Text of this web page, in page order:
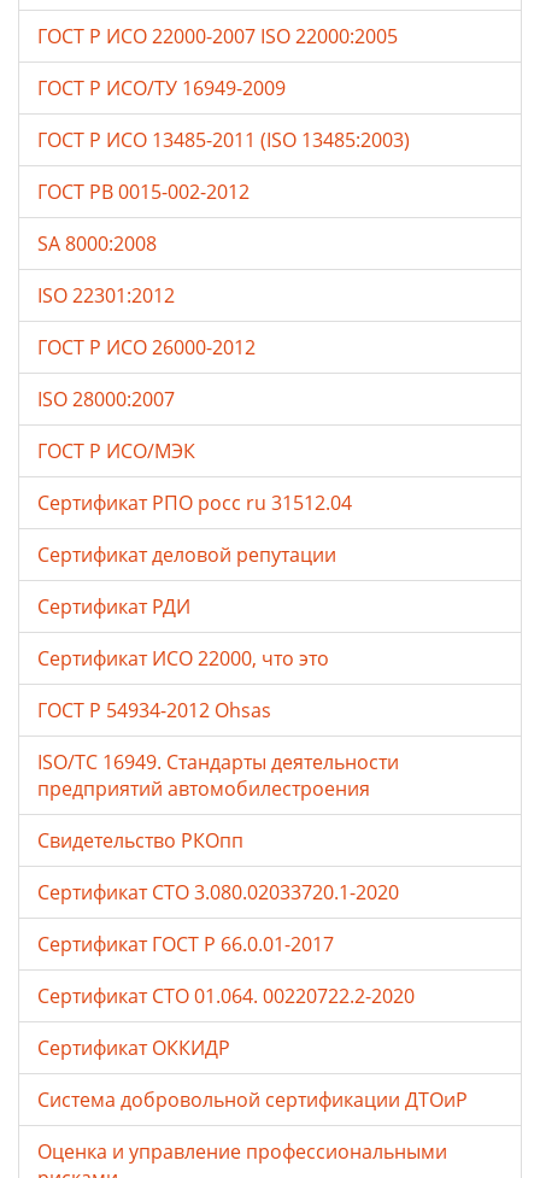
ГОСТ Р ИСО 22000-2007 ISO 22000:2005
ГОСТ Р ИСО/ТУ 16949-2009
ГОСТ Р ИСО 13485-2011 (ISO 13485:2003)
ГОСТ РВ 0015-002-2012
SA 8000:2008
ISO 22301:2012
ГОСТ Р ИСО 26000-2012
ISO 28000:2007
ГОСТ Р ИСО/МЭК
Сертификат РПО росс ru 31512.04
Сертификат деловой репутации
Сертификат РДИ
Сертификат ИСО 22000, что это
ГОСТ Р 54934-2012 Ohsas
ISO/TC 16949. Стандарты деятельности
предприятий автомобилестроения
Свидетельство РКОпп
Сертификат СТО 3.080.02033720.1-2020
Сертификат ГОСТ Р 66.0.01-2017
Сертификат СТО 01.064. 00220722.2-2020
Сертификат ОККИДР
Система добровольной сертификации ДТОиР
Оценка и управление профессиональными